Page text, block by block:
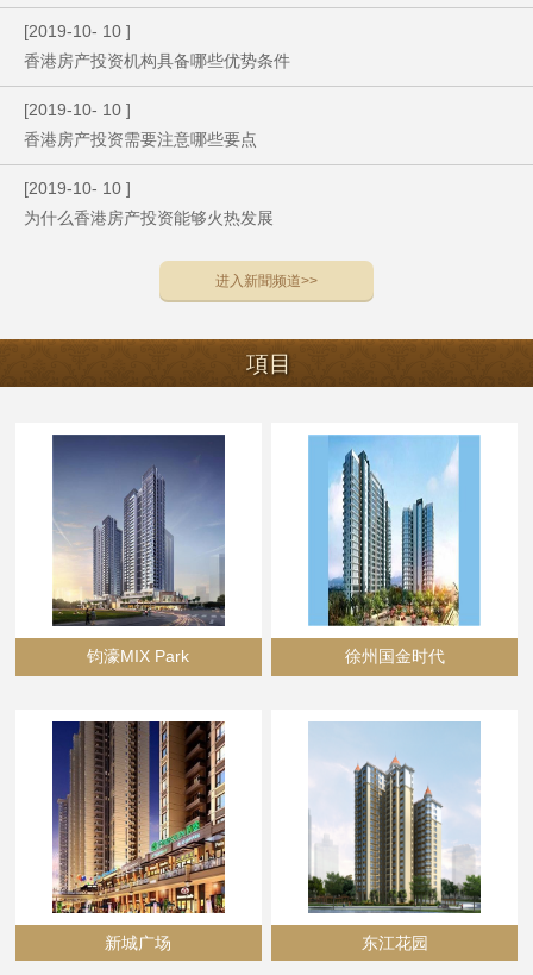
香港房产投资机构具备哪些优势条件
[2019-10- 10 ]
香港房产投资需要注意哪些要点
[2019-10- 10 ]
为什么香港房产投资能够火热发展
[2019-10- 10 ]
进入 新聞频道>>
項目
钧濠MIX Park 徐州国金时代
新城广场 东江花园